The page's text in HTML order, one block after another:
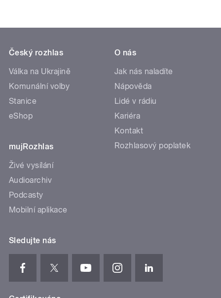
Český rozhlas
Válka na Ukrajině
Komunální volby
Stanice
eShop
mujRozhlas
Živé vysílání
Audioarchiv
Podcasty
Mobilní aplikace
O nás
Jak nás naladíte
Nápověda
Lidé v rádiu
Kariéra
Kontakt
Rozhlasový poplatek
Sledujte nás